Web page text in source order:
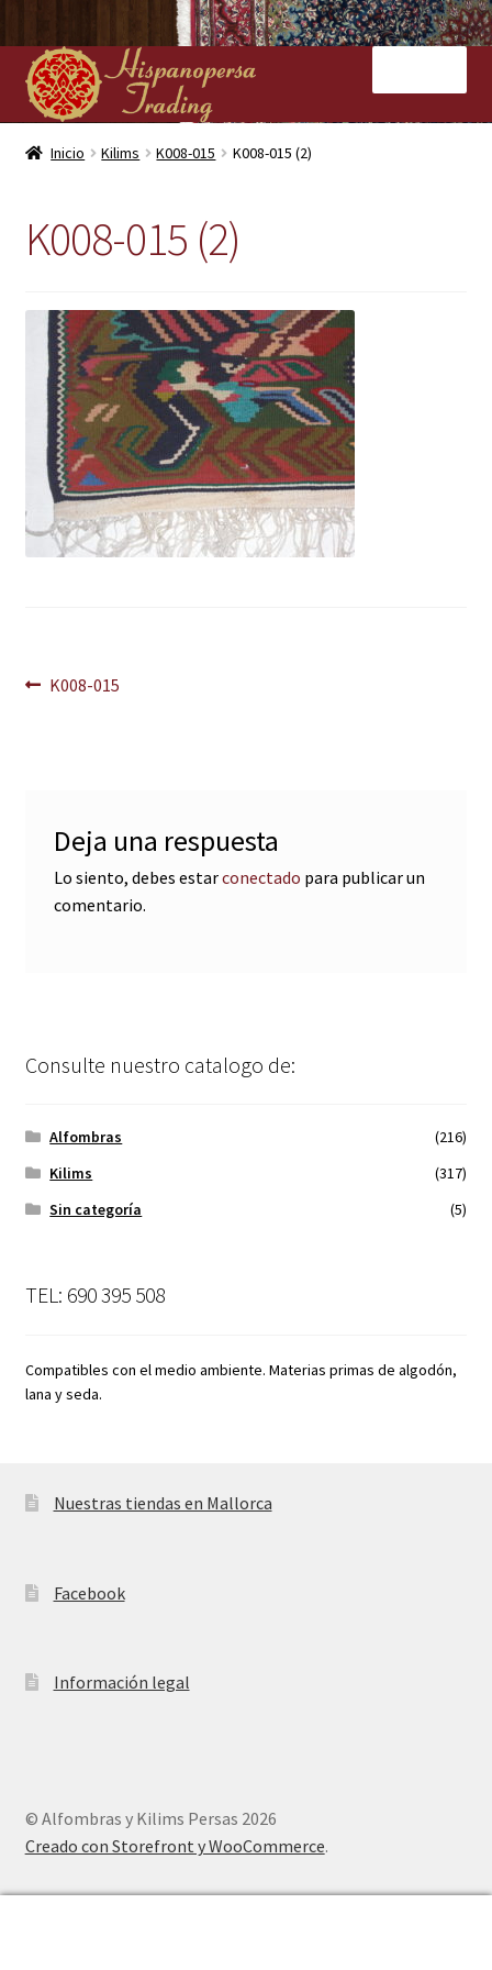
Ir
a
la
navegación
Ir
al
contenido
Inicio
Kilims
Contacto
Inicio Kilims K008-015 K008-015 (2)
K008-015 (2)
Navegación
Anterior:
K008-015
Deja una respuesta
Lo siento, debes estarconectado para publicar un
comentario.
Consulte nuestro catalogo de:
Alfombras
(216)
Kilims
(317)
Sin categoría
(5)
TEL: 690 395 508
Compatibles con el medio ambiente. Materias primas de algodón,
lana y seda.
Nuestras tiendas en Mallorca
Facebook
Información legal
© Alfombras y Kilims Persas 2026
Creado con Storefront y WooCommerce.